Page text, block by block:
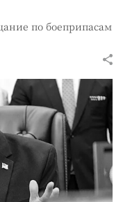
по боеприпасам